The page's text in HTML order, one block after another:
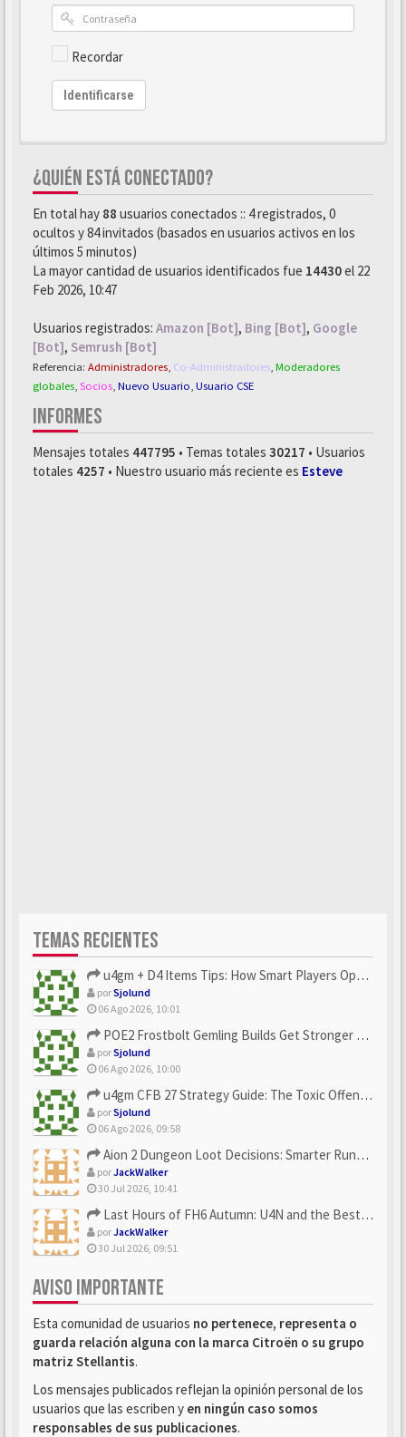
Recordar
Identificarse
¿QUIÉN ESTÁ CONECTADO?
En total hay 88 usuarios conectados :: 4 registrados, 0
ocultos y 84 invitados (basados en usuarios activos en los
últimos 5 minutos)
La mayor cantidad de usuarios identificados fue 14430el 22
Feb 2026, 10:47
Usuarios registrados: Amazon [Bot], Bing [Bot], Google
[Bot], Semrush [Bot]
Referencia: Administradores Co-Administradores Moderadores
globales Socios Nuevo Usuario Usuario CSE
INFORMES
Mensajes totales 447795 • Temas totales 30217 • Usuarios
totales 4257 • Nuestro usuario más reciente es Esteve
TEMAS RECIENTES
u4gm + D4 Items Tips: How Smart Players Optimize Gear, Build...
porSjolund
06 Ago 2026, 10:01
POE2 Frostbolt Gemling Builds Get Stronger With u4gm’s Ice C...
porSjolund
06 Ago 2026, 10:00
u4gm CFB 27 Strategy Guide: The Toxic Offensive Scheme Your ...
porSjolund
06 Ago 2026, 09:58
Aion 2 Dungeon Loot Decisions: Smarter Runs With U4N
porJackWalker
30 Jul 2026, 10:41
Last Hours of FH6 Autumn: U4N and the Best Rewards to Grab
porJackWalker
30 Jul 2026, 09:51
AVISO IMPORTANTE
Esta comunidad de usuarios no pertenece, representa o
guarda relación alguna con la marca Citroën o su grupo
matriz Stellantis.
Los mensajes publicados reflejan la opinión personal de los
usuarios que las escriben y en ningún caso somos
responsables de sus publicaciones.